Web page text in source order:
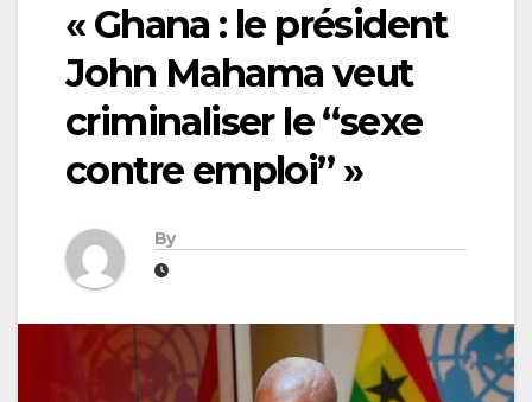
« Ghana : le président
John Mahama veut
criminaliser le “sexe
contre emploi” »
By